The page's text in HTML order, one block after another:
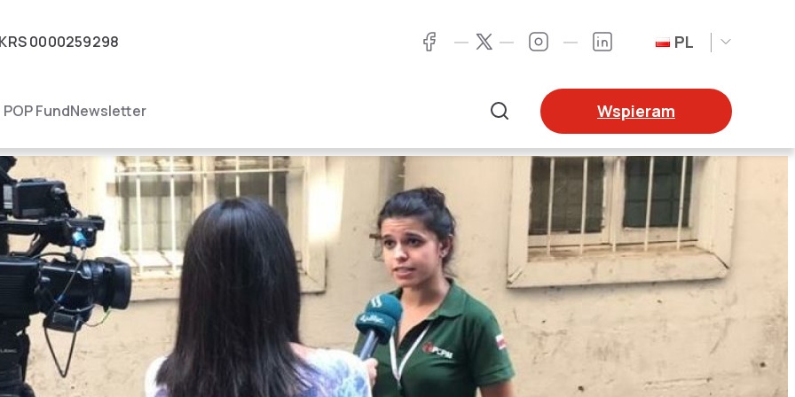
KRS0000259298 FacebookTwitter InstagramLinkedIn PL
POP FundNewsletter
Wspieram